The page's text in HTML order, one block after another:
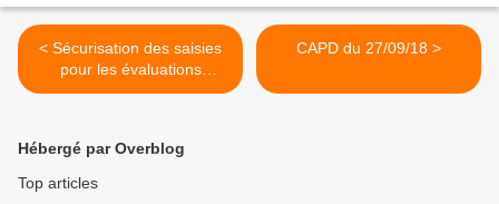
< Sécurisation des saisies
pour les évaluations
nationales
CAPD du 27/09/18 >
Hébergé par Overblog
Top articles